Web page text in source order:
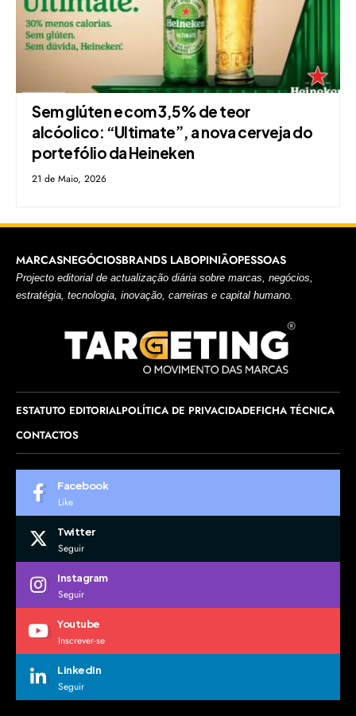
Sem glúten e com 3,5% de teor
alcóolico: “Ultimate”, a nova cerveja do
portefólio da Heineken
21 de Maio, 2026
MARCASNEGÓCIOSBRANDS LABOPINIÃOPESSOAS
Projecto editorial de actualização diária sobre marcas, negócios,
estratégia, tecnologia, inovação, carreiras e capital humano.
ESTATUTO EDITORIALPOLÍTICA DE PRIVACIDADEFICHA TÉCNICA
CONTACTOS
Facebook
Like
Twitter
Seguir
Instagram
Seguir
Youtube
Inscrever-se
LinkedIn
Seguir